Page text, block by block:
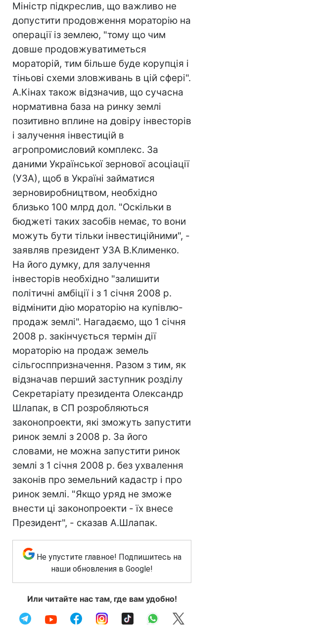
Міністр підкреслив, що важливо не
допустити продовження мораторію на
операції із землею, "тому що чим
довше продовжуватиметься
мораторій, тим більше буде корупція і
тіньові схеми зловживань в цій сфері".
А.Кінах також відзначив, що сучасна
нормативна база на ринку землі
позитивно вплине на довіру інвесторів
і залучення інвестицій в
агропромисловий комплекс. За
даними Української зернової асоціації
(УЗА), щоб в Україні займатися
зерновиробництвом, необхідно
близько 100 млрд дол. "Оскільки в
бюджеті таких засобів немає, то вони
можуть бути тільки інвестиційними", -
заявляв президент УЗА В.Клименко.
На його думку, для залучення
інвесторів необхідно "залишити
політичні амбіції і з 1 січня 2008 р.
відмінити дію мораторію на купівлю-
продаж землі". Нагадаємо, що 1 січня
2008 р. закінчується термін дії
мораторію на продаж земель
сільгосппризначення. Разом з тим, як
відзначав перший заступник розділу
Секретаріату президента Олександр
Шлапак, в СП розробляються
законопроекти, які зможуть запустити
ринок землі з 2008 р. За його
словами, не можна запустити ринок
землі з 1 січня 2008 р. без ухвалення
законів про земельний кадастр і про
ринок землі. "Якщо уряд не зможе
внести ці законопроекти - їх внесе
Президент", - сказав А.Шлапак.
Не упустите главное! Подпишитесь на
наши обновления в Google!
Или читайте нас там, где вам удобно!